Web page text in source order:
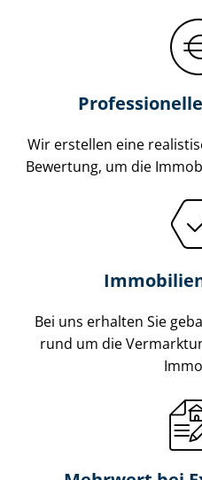
Wir erstellen eine
Bewertung, um die
Bei uns erhalten Sie
rund um die